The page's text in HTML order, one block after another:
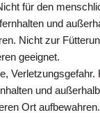
für den
und
Nicht zur
geeignet.
Verletzungsgefahr.
und
Ort